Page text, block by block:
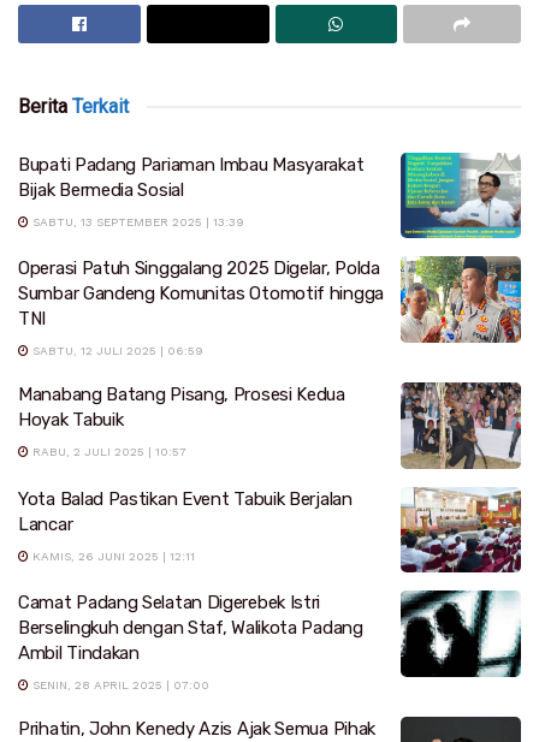
Berita Terkait
Bupati Padang Pariaman Imbau Masyarakat
Bijak Bermedia Sosial
SABTU, 13 SEPTEMBER 2025 | 13:39
Operasi Patuh Singgalang 2025 Digelar, Polda
Sumbar Gandeng Komunitas Otomotif hingga
TNI
SABTU, 12 JULI 2025 | 06:59
Manabang Batang Pisang, Prosesi Kedua
Hoyak Tabuik
RABU, 2 JULI 2025 | 10:57
Yota Balad Pastikan Event Tabuik Berjalan
Lancar
KAMIS, 26 JUNI 2025 | 12:11
Camat Padang Selatan Digerebek Istri
Berselingkuh dengan Staf, Walikota Padang
Ambil Tindakan
SENIN, 28 APRIL 2025 | 07:00
Prihatin, John Kenedy Azis Ajak Semua Pihak